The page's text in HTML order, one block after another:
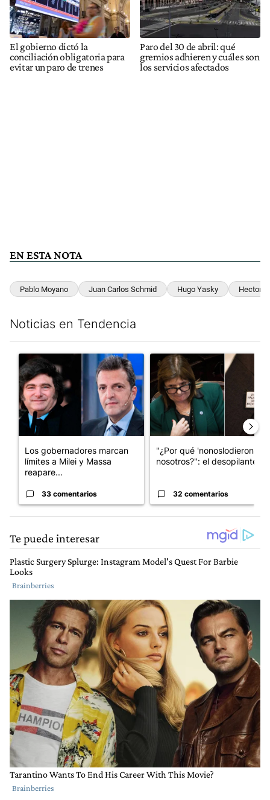
El gobierno dictó la
conciliación obligatoria para
evitar un paro de trenes
Paro del 30 de abril: qué
gremios adhieren y cuáles son
los servicios afectados
EN ESTA NOTA
Pablo Moyano Juan Carlos Schmid Hugo Yasky Hector
Noticias en Tendencia
Un artículo de tendencia con el título "Los gobernadores
Los gobernadores marcan
límites a Milei y Massa
reapare...
33 comentarios
Un artículo de tendencia
"¿Por qué 'nonoslodieron' a
nosotros?": el desopilante ...
32 comentarios